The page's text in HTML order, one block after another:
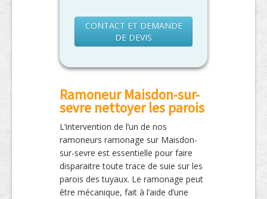
CONTACT ET DEMANDE
DE DEVIS
Ramoneur Maisdon-sur-
sevre nettoyer les parois
L’intervention de l’un de nos
ramoneurs ramonage sur Maisdon-
sur-sevre est essentielle pour faire
disparaitre toute trace de suie sur les
parois des tuyaux. Le ramonage peut
être mécanique, fait à l’aide d’une